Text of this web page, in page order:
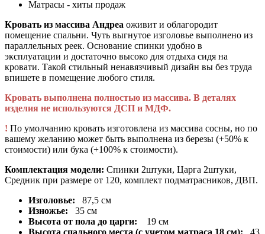
Матрасы - хиты продаж
Кровать из массива Андреа оживит и облагородит
помещение спальни. Чуть выгнутое изголовье выполнено из
параллельных реек. Основание спинки удобно в
эксплуатации и достаточно высоко для отдыха сидя на
кровати. Такой стильный ненавязчивый дизайн вы без труда
впишете в помещение любого стиля.
Кровать выполнена полностью из массива. В деталях
изделия не используются ДСП и МДФ.
! По умолчанию кровать изготовлена из массива сосны, но по
вашему желанию может быть выполнена из березы (+50% к
стоимости) или бука (+100% к стоимости).
Комплектация модели: Спинки 2штуки, Царга 2штуки,
Средник при размере от 120, комплект подматрасников, ДВП.
Изголовье:
87,5 см
Изножье: 35 см
Высота от пола до царги: 19 см
Высота спального места (с учетом матраса 18 см): 43